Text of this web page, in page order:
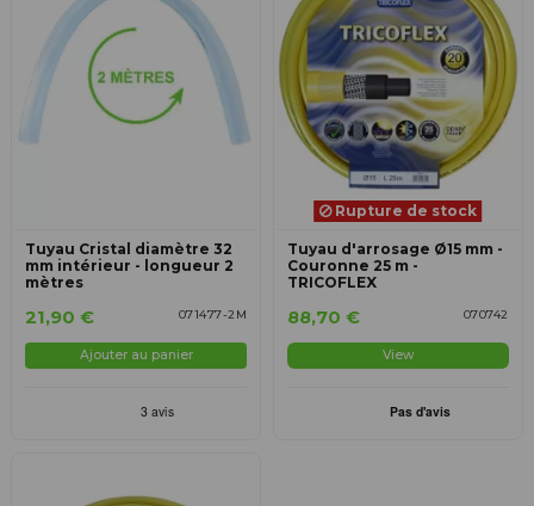
Tuyau Cristal diamètre 32
mm intérieur - longueur 2
mètres
071477-2M
21,90 €
Ajouter au panier
Rupture de stock
Tuyau d'arrosage Ø15 mm -
Couronne 25 m -
TRICOFLEX
070742
88,70 €
View